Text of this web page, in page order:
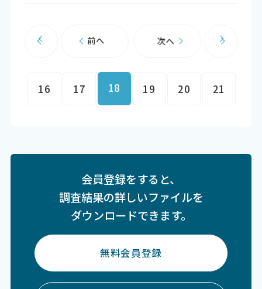
前へ
16 17 18 19 20 21
次へ
会員登録をすると、
調査結果の詳しいファイルを
ダウンロードできます。
無料会員登録